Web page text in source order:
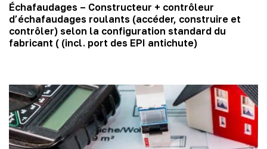
Échafaudages – Constructeur + contrôleur
d’échafaudages roulants (accéder, construire et
contrôler) selon la configuration standard du
fabricant ( (incl. port des EPI antichute)